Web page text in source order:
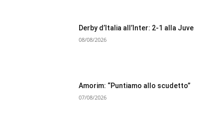
Derby d’Italia all’Inter: 2-1 alla Juve
08/08/2026
Amorim: “Puntiamo allo scudetto”
07/08/2026